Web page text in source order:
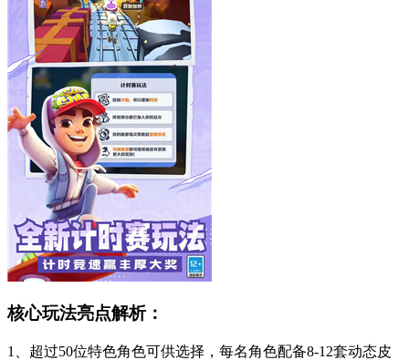
核心玩法亮点解析：
1、超过50位特色角色可供选择，每名角色配备8-12套动态皮